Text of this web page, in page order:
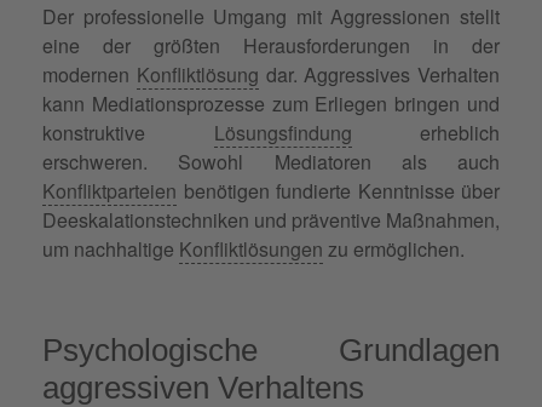
Der professionelle Umgang mit Aggressionen stellt
eine der größten Herausforderungen in der
modernen Konfliktlösung dar. Aggressives Verhalten
kann Mediationsprozesse zum Erliegen bringen und
konstruktive Lösungsfindung erheblich
erschweren. Sowohl Mediatoren als auch
Konfliktparteien benötigen fundierte Kenntnisse über
Deeskalationstechniken und präventive Maßnahmen,
um nachhaltige Konfliktlösungen zu ermöglichen.
Psychologische Grundlagen
aggressiven Verhaltens